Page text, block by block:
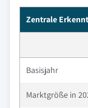
Zentrale
Basisjahr
Marktgröße in